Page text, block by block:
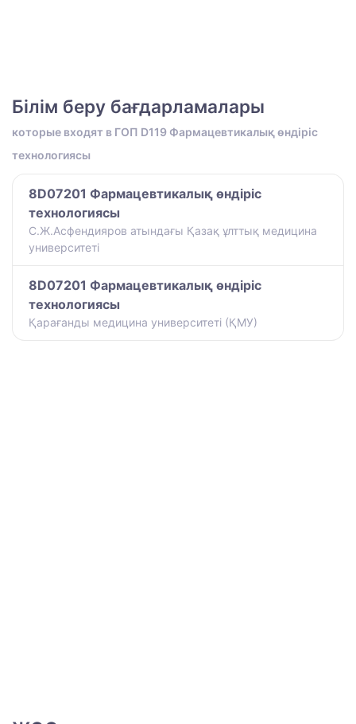
Білім беру бағдарламалары
которые входят в ГОП D119 Фармацевтикалық өндіріс
технологиясы
8D07201 Фармацевтикалық өндіріс
технологиясы
С.Ж.Асфендияров атындағы Қазақ ұлттық медицина
университеті
8D07201 Фармацевтикалық өндіріс
технологиясы
Қарағанды медицина университеті (ҚМУ)